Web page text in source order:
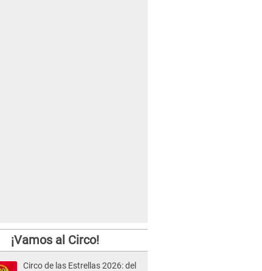
¡Vamos al Circo!
Circo de las Estrellas 2026: del